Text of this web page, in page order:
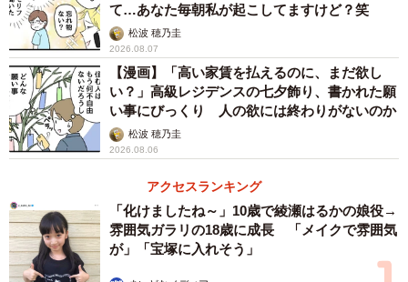
■なぜか毎回始まる「地元のあの人は今？」大会(30代・男
性・会社員)
「誰かひとりが『そういえば〇〇って今何してるんだっ
け？』って言い出すと、そこから芋づる式に『〇〇と付き
合ってた××は？え、離婚したの？』みたいな情報交換会が
始まってしまいます。もはや定番コーナーです（笑）」
■スマホの写真を見せ合っては「加工しすぎ！」とツッコミ
合い(40代・女性・パート)
「近況報告は、どこかのタイミングで『スマホの写真見せ
て…あなた毎朝私が起こしてますけど？笑
松波 穂乃圭
2026.08.07
【漫画】「高い家賃を払えるのに、まだ欲し
い？」高級レジデンスの七夕飾り、書かれた願
い事にびっくり 人の欲には終わりがないのか
松波 穂乃圭
2026.08.06
アクセスランキング
「化けましたね～」10歳で綾瀬はるかの娘役→
雰囲気ガラリの18歳に成長 「メイクで雰囲気
が」「宝塚に入れそう」